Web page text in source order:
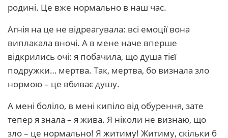
родині. Це вже нормально в наш час.
Агнія на це не відреагувала: всі емоції вона
виплакала вночі. А в мене наче вперше
відкрились очі: я побачила, що душа тієї
подружки… мертва. Так, мертва, бо визнала зло
нормою – це вбиває душу.
А мені боліло, в мені кипіло від обурення, зате
тепер я знала – я жива. Я ніколи не визнаю, що
зло – це нормально! Я житиму! Житиму, скільки б